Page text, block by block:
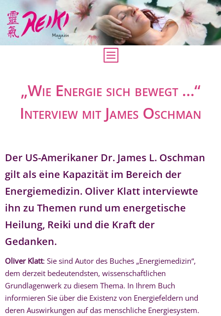
„Wie Energie sich bewegt …“
Interview mit James Oschman
Der US-Amerikaner Dr. James L. Oschman
gilt als eine Kapazität im Bereich der
Energiemedizin. Oliver Klatt interviewte
ihn zu Themen rund um energetische
Heilung, Reiki und die Kraft der
Gedanken.
Oliver Klatt: Sie sind Autor des Buches „Energiemedizin“,
dem derzeit bedeutendsten, wissenschaftlichen
Grundlagenwerk zu diesem Thema. In Ihrem Buch
informieren Sie über die Existenz von Energiefeldern und
deren Auswirkungen auf das menschliche Energiesystem.